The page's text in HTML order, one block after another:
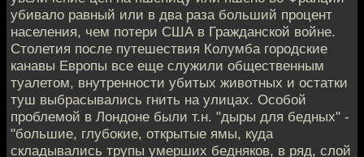
убивало равный или в два раза больший процент
населения, чем потери США в Гражданской войне.
Столетия после путешествия Колумба городские
канавы Европы все еще служили общественным
туалетом, внутренности убитых животных и остатки
туш выбрасывались гнить на улицах. Особой
проблемой в Лондоне были т.н. "дыры для бедных" -
"большие, глубокие, открытые ямы, куда
складывались трупы умерших бедняков, в ряд, слой